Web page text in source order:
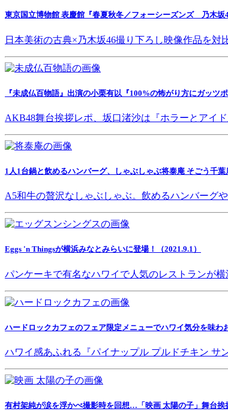
東京国立博物館 表慶館『春夏秋冬／フォーシーズンズ 乃木坂
日本美術の古典×乃木坂46撮り下ろし映像作品を対
『未成仏百物語』出演の小栗有以『100%の怖がり方にガッツポ
AKB48舞台挨拶レポ、坂口渚沙は『ホラーとアイ
1人1台鍋と飲めるハンバーグ、しゃぶしゃぶ将泰庵 そごう千葉
A5和牛の贅沢なしゃぶしゃぶ。飲めるハンバーグ
Eggs 'n Thingsが横浜みなとみらいに登場！（2021.9.1）
パンケーキで有名なハワイで人気のレストランが
ハードロックカフェのフェア限定メニューでハワイ気分を味わ
ハワイ感あふれる『パイナップル プルドチキン サ
有村架純が涙を浮かべ撮影時を回想…「映画 太陽の子」舞台挨